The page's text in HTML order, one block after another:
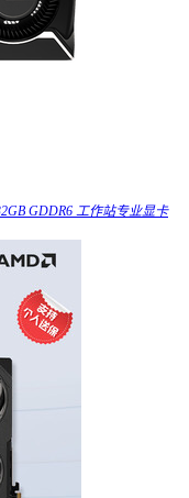
GDDR6 工作站专业显卡